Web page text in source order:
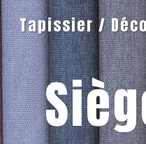
Tapissier /